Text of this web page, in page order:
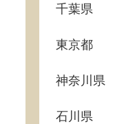
千葉県
東京都
神奈川県
石川県